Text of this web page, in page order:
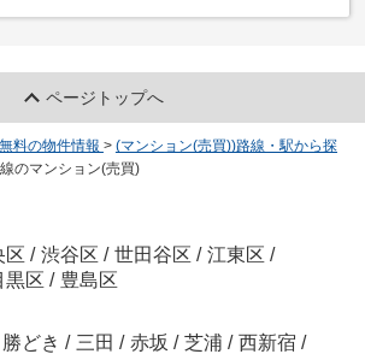
ページトップへ
料の物件情報 > (マンション(売買))路線・駅から探
のマンション(売買)
区 / 渋谷区 / 世田谷区 / 江東区 /
黒区 / 豊島区
勝どき / 三田 / 赤坂 / 芝浦 / 西新宿 /